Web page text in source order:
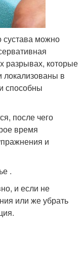
сустава можно
разрывах, которые
локализованы в
способны
после чего
время
и
.
и если не
или же убрать